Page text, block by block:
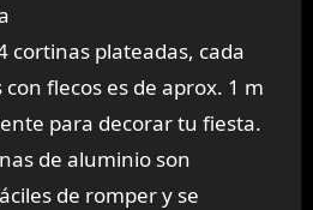
cortinas plateadas, cada
flecos es de aprox. 1 m
para decorar tu fiesta.
de aluminio son
de romper y se